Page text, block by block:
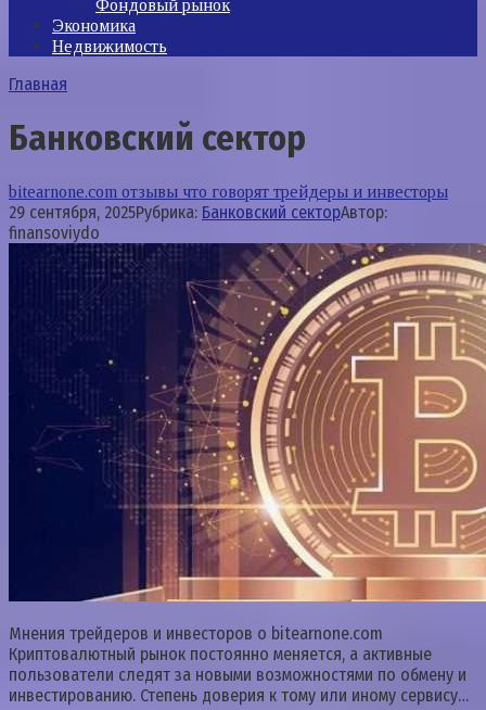
Фондовый рынок
Экономика
Недвижимость
Главная
Банковский сектор
bitearnone.com отзывы что говорят трейдеры и инвесторы
29 сентября, 2025Рубрика: Банковский секторАвтор:
finansoviydo
Мнения трейдеров и инвесторов о bitearnone.com
Криптовалютный рынок постоянно меняется, а активные
пользователи следят за новыми возможностями по обмену и
инвестированию. Степень доверия к тому или иному сервису…